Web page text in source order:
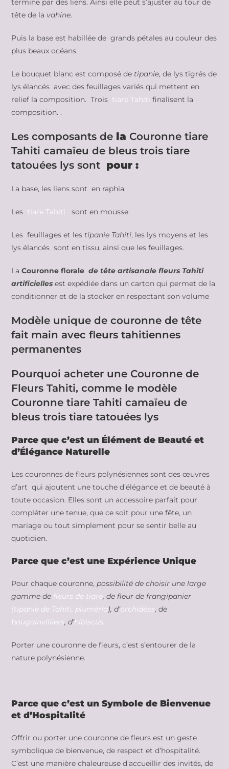
termine par des liens. Ainsi elle peut s’ajuster au tour de
tête de la vahine.
Puis la base est habillée de grands pétales au couleur des
plus beaux océans.
Le bouquet blanc est composé de tipanie, de lys tigrés de
lys élancés avec des feuillages variés qui mettent en
relief la composition. Trois tiare Tahiti finalisent la
composition. .
Les composants de la Couronne tiare
Tahiti camaïeu de bleus trois tiare
tatouées lys sont pour :
La base, les liens sont en raphia.
Les tiare Tahiti sont en mousse
Les feuillages et les tipanie Tahiti, les lys moyens et les
lys élancés sont en tissu, ainsi que les feuillages.
LaCouronne floralede tête artisanale fleurs Tahiti
artificiellesest expédiée dans un carton qui permet de la
conditionner et de la stocker en respectant son volume
Modèle unique de couronne de tête
fait main avec fleurs tahitiennes
permanentes
Pourquoi acheter une Couronne de
Fleurs Tahiti, comme le modèle
Couronne tiare Tahiti camaïeu de
bleus trois tiare tatouées lys
Parce que c’est un Élément de Beauté et
d’Élégance Naturelle
Les couronnes de fleurs polynésiennes sont des œuvres
d’art qui ajoutent une touche d’élégance et de beauté à
toute occasion. Elles sont un accessoire parfait pour
compléter une tenue, que ce soit pour une fête, un
mariage ou tout simplement pour se sentir belle au
quotidien.
Parce que c’est une Expérience Unique
Pour chaque couronne,possibilité de choisir une large
gamme de fleurs de tiare, de fleur de frangipanier
(tipanie de Tahiti, pluméria), d’orchidées, de
bougainvilliers, d’hibiscus.
Porter une couronne de fleurs, c’est s’entourer de la
nature polynésienne.
Parce que c’est un Symbole de Bienvenue
et d’Hospitalité
Offrir ou porter une couronne de fleurs est un geste
symbolique de bienvenue, de respect et d’hospitalité.
C’est une manière chaleureuse d’accueillir des invités, de